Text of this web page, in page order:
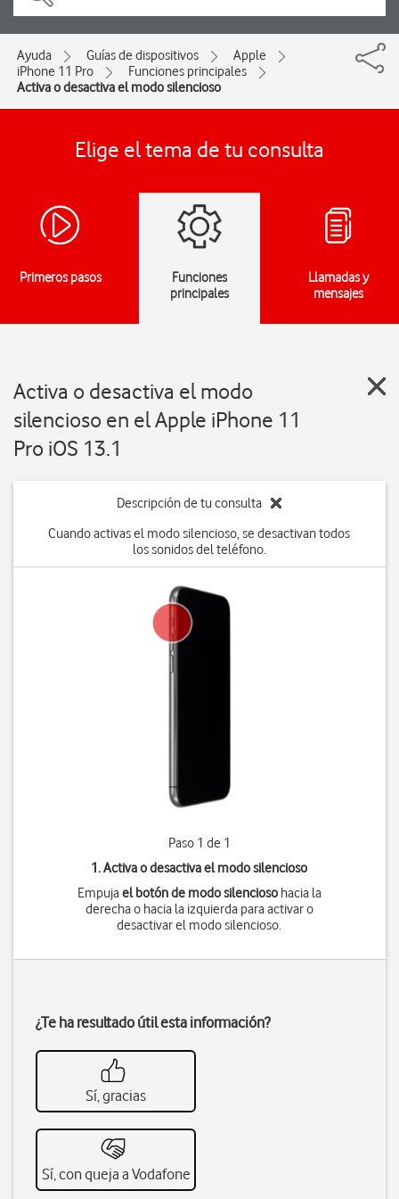
Ayuda Guías de dispositivos
Apple
iPhone 11 Pro
Funciones principales
Activa o desactiva el modo silencioso
Elige el tema de tu consulta
Primeros pasos
Funciones
principales
Llamadas y
mensajes
Activa o desactiva el modo
silencioso en el Apple iPhone 11
Pro iOS 13.1
Descripción de tu consulta
Cuando activas el modo silencioso, se desactivan todos
los sonidos del teléfono.
Paso 1 de 1
1. Activa o desactiva el modo silencioso
Empujael botón de modo silenciosohacia la
derecha o hacia la izquierda para activar o
desactivar el modo silencioso.
¿Te ha resultado útil esta información?
Sí, gracias
Sí, con queja a Vodafone